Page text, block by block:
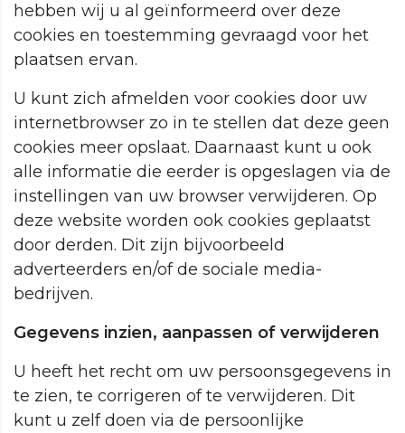
hebben wij u al geïnformeerd over deze
cookies en toestemming gevraagd voor het
plaatsen ervan.
U kunt zich afmelden voor cookies door uw
internetbrowser zo in te stellen dat deze geen
cookies meer opslaat. Daarnaast kunt u ook
alle informatie die eerder is opgeslagen via de
instellingen van uw browser verwijderen. Op
deze website worden ook cookies geplaatst
door derden. Dit zijn bijvoorbeeld
adverteerders en/of de sociale media-
bedrijven.
Gegevens inzien, aanpassen of verwijderen
U heeft het recht om uw persoonsgegevens in
te zien, te corrigeren of te verwijderen. Dit
kunt u zelf doen via de persoonlijke